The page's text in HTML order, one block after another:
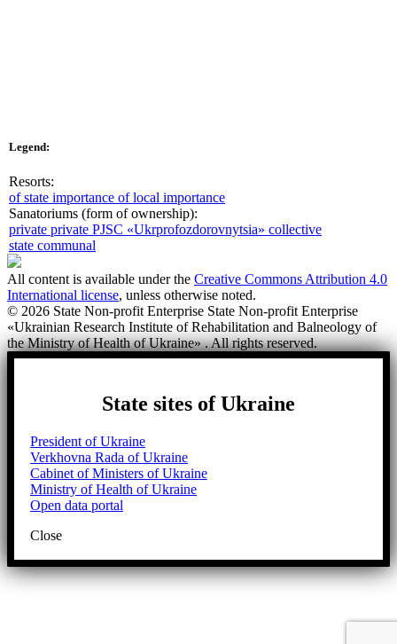
Legend:
Resorts:
of state importance of local importance
Sanatoriums (form of ownership):
private private PJSC «Ukrprofozdorovnytsia» collective
state communal
All content is available under the Creative Commons Attribution 4.0
International license, unless otherwise noted.
© 2026 State Non-profit Enterprise State Non-profit Enterprise
«Ukrainian Research Institute of Rehabilitation and Balneology of
the Ministry of Health of Ukraine» . All rights reserved.
State sites of Ukraine
President of Ukraine
Verkhovna Rada of Ukraine
Cabinet of Ministers of Ukraine
Ministry of Health of Ukraine
Open data portal
Close